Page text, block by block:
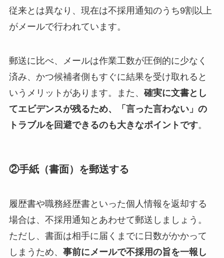
従来とは異なり、現在は不採用通知のうち9割以上
がメールで行われています。
郵送に比べ、メールは作業工数が圧倒的に少なく
済み、かつ候補者側もすぐに結果を受け取れると
いうメリットがあります。また、 確実に文書とし
てエビデンスが残るため、「言った言わない」の
トラブルを回避できるのも大きなポイントです。
②手紙（書面）を郵送する
履歴書や職務経歴書といった個人情報を返却する
場合は、不採用通知とあわせて郵送しましょう。
ただし、書面は相手に届くまでに日数がかかって
しまうため、 事前にメールで不採用の旨を一報し